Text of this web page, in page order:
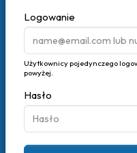
Logowanie
Użytkownicy pojedynczego
powyżej.
Hasło